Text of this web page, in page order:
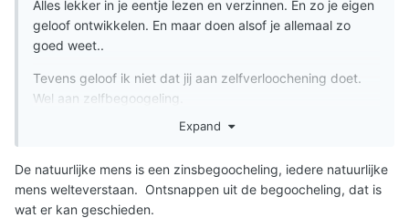
Alles lekker in je eentje lezen en verzinnen. En zo je eigen
geloof ontwikkelen. En maar doen alsof je allemaal zo
goed weet..
Tevens geloof ik niet dat jij aan zelfverloochening doet.
Wel aan zelfbegoogeling.
Expand
De natuurlijke mens is een zinsbegoocheling, iedere natuurlijke
mens welteverstaan. Ontsnappen uit de begoocheling, dat is
wat er kan geschieden.